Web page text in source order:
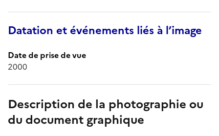
Datation et événements liés à l’image
Date de prise de vue
2000
Description de la photographie ou
du document graphique